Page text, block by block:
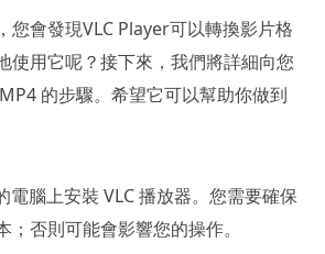
您會發現VLC Player可以轉換影片格
使用它呢？接下來，我們將詳細向您
的步驟。希望它可以幫助你做到
電腦上安裝 VLC 播放器。您需要確保
否則可能會影響您的操作。